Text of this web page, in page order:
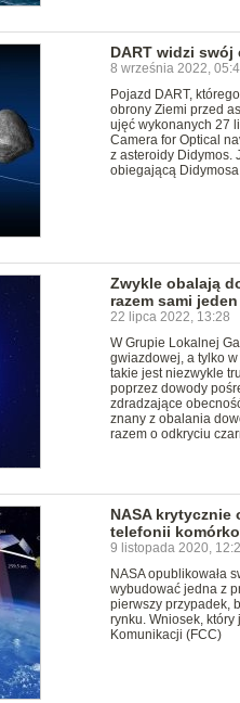
DART widzi
8 września 2022,
Pojazd DART,
obrony Ziemi przed
ujęć wykonanych 27
Camera for Optical
z asteroidy Didymos.
obiegającą
Zwykle obalają
razem sami
22 lipca 2022, 13:28
W Grupie Lokalnej
gwiazdowej, a tylko
takie jest niezwykle
poprzez dowody
zdradzające
znany z obalania
razem o odkryciu
NASA krytycznie
telefonii
9 listopada 2020,
NASA opublikowała
wybudować jedna z
pierwszy przypadek,
rynku. Wniosek,
Komunikacji (FCC)